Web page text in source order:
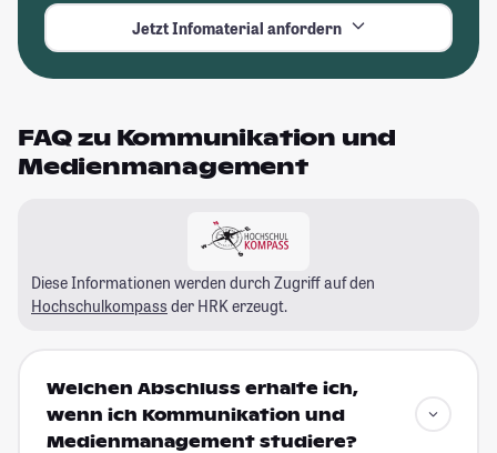
Jetzt Infomaterial anfordern
FAQ zu Kommunikation und
Medienmanagement
Diese Informationen werden durch Zugriff auf den
Hochschulkompass der HRK erzeugt.
Welchen Abschluss erhalte ich,
wenn ich Kommunikation und
Medienmanagement studiere?